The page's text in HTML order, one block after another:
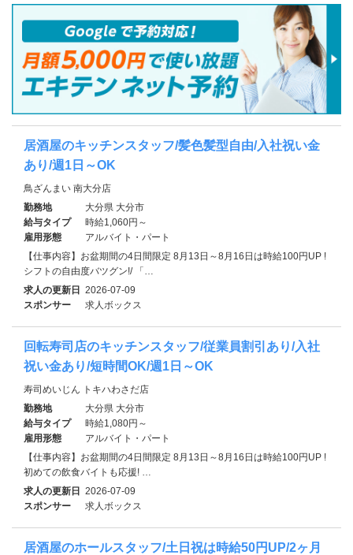
居酒屋のキッチンスタッフ/髪色髪型自由/入社祝い金
あり/週1日～OK
鳥ざんまい 南大分店
勤務地
大分県 大分市
給与タイプ
時給1,060円～
雇用形態
アルバイト・パート
【仕事内容】お盆期間の4日間限定 8月13日～8月16日は時給100円UP !
シフトの自由度バツグン!/ 「…
求人の更新日 2026-07-09
スポンサー
求人ボックス
回転寿司店のキッチンスタッフ/従業員割引あり/入社
祝い金あり/短時間OK/週1日～OK
寿司めいじん トキハわさだ店
勤務地
大分県 大分市
給与タイプ
時給1,080円～
雇用形態
アルバイト・パート
【仕事内容】お盆期間の4日間限定 8月13日～8月16日は時給100円UP !
初めての飲食バイトも応援! …
求人の更新日 2026-07-09
スポンサー
求人ボックス
居酒屋のホールスタッフ/土日祝は時給50円UP/2ヶ月